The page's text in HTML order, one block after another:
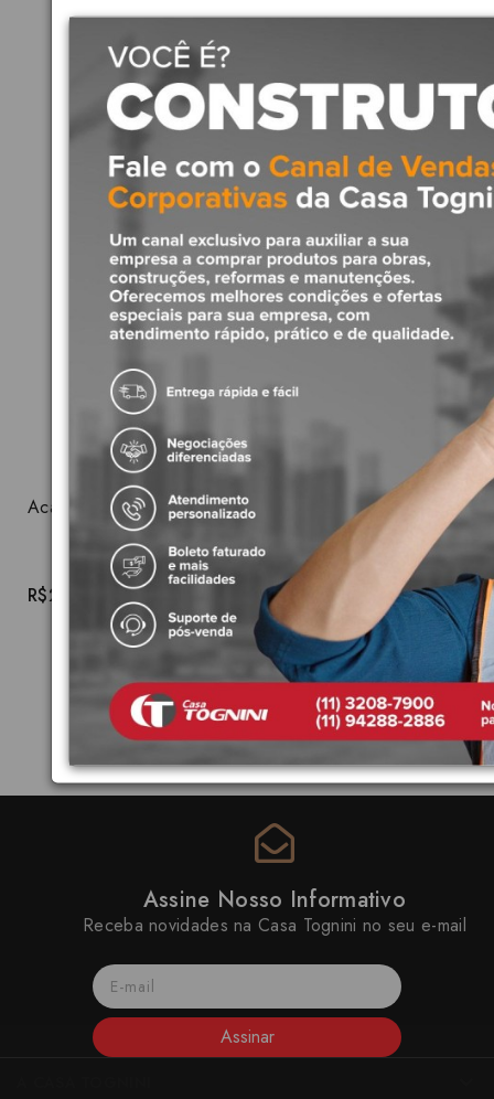
Produtos Relacionados
R$2.159,91
Assine Nosso Informativo
Receba novidades na Casa Tognini no seu e-mail
Assinar